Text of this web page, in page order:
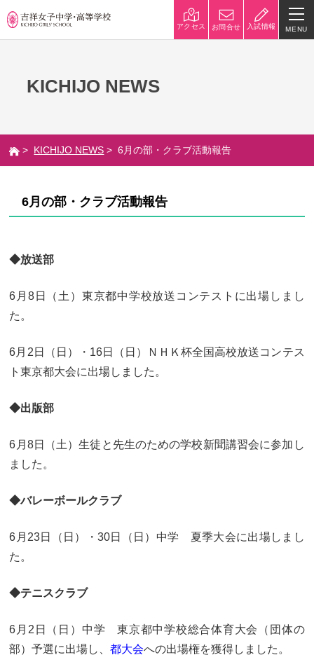
アクセス お問合せ 入試情報 MENU
校長挨拶
八王子キャンパス 学校規模
災害への対策 学校紹介動画
会（卒業生の会）
吉祥での学び
補習・教養講座・公開講座・
高大連携・講習・勉強合宿
芸術教育
図書館教育 ICT機器の活用
学校生活
吉祥の一日
委員会活動・部活動 学校生活Q&A
進路・進学
大学合格実績 進路プログラム
KICHIJO NEWS
> KICHIJO NEWS > 6月の部・クラブ活動報告
6月の部・クラブ活動報告
◆放送部
6月8日（土）東京都中学校放送コンテストに出場しまし
た。
6月2日（日）・16日（日）ＮＨＫ杯全国高校放送コンテス
ト東京都大会に出場しました。
◆出版部
6月8日（土）生徒と先生のための学校新聞講習会に参加し
ました。
◆バレーボールクラブ
6月23日（日）・30日（日）中学 夏季大会に出場しまし
た。
◆テニスクラブ
6月2日（日）中学 東京都中学校総合体育大会（団体の
部）予選に出場し、都大会への出場権を獲得しました。